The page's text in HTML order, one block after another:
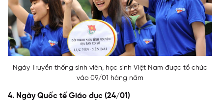
Ngày Truyền thống sinh viên, học sinh Việt Nam được tổ chức
vào 09/01 hàng năm
4. Ngày Quốc tế Giáo dục (24/01)